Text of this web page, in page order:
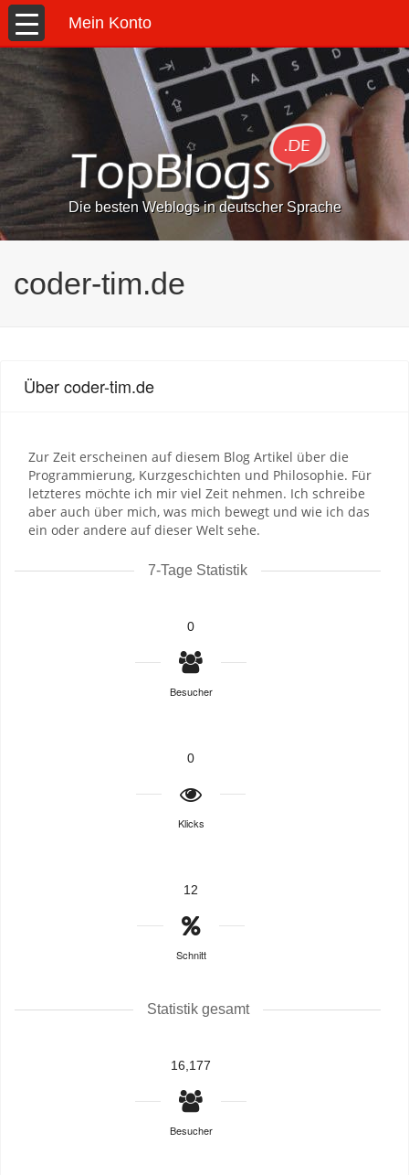
Mein Konto
Die besten Weblogs in deutscher Sprache
coder-tim.de
Über coder-tim.de
Zur Zeit erscheinen auf diesem Blog Artikel über die
Programmierung, Kurzgeschichten und Philosophie. Für
letzteres möchte ich mir viel Zeit nehmen. Ich schreibe
aber auch über mich, was mich bewegt und wie ich das
ein oder andere auf dieser Welt sehe.
7-Tage Statistik
0
Besucher
0
Klicks
12
Schnitt
Statistik gesamt
16,177
Besucher